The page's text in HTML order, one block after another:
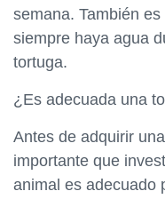
semana. También
siempre haya agua
tortuga.
¿Es adecuada una
Antes de adquirir
importante que
animal es adecuado